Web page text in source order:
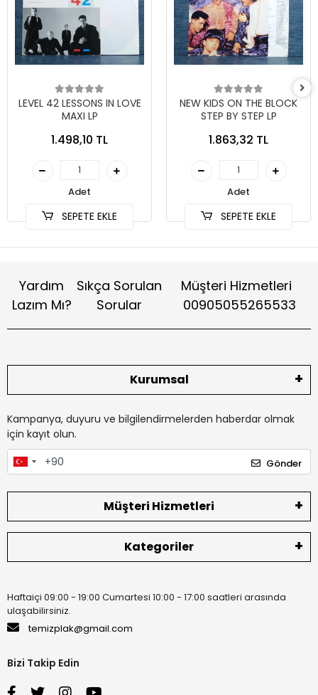
LEVEL 42 LESSONS IN LOVE
MAXI LP
1.498,10 TL
Adet
SEPETE EKLE
NEW KIDS ON THE BLOCK
STEP BY STEP LP
1.863,32 TL
Adet
SEPETE EKLE
Yardım
Lazım Mı?
Sıkça Sorulan
Sorular
Müşteri Hizmetleri
00905055265533
Kurumsal
Kampanya, duyuru ve bilgilendirmelerden haberdar olmak
için kayıt olun.
Gönder
Müşteri Hizmetleri
Kategoriler
Haftaiçi 09:00 - 19:00 Cumartesi 10:00 - 17:00 saatleri arasında
ulaşabilirsiniz.
temizplak@gmail.com
Bizi Takip Edin